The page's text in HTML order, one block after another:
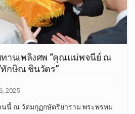
านเพลิงศพ “คุณแม่พจนีย์ ณ
ทักษิณ ชินวัตร”
2025
นนี้ ณ วัดมกุฏกษัตริยาราม พระพรหม